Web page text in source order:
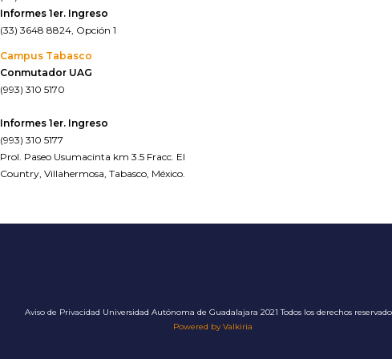
Informes 1er. Ingreso
(33) 3648 8824, Opción 1
Campus Tabasco
Conmutador UAG
(993) 310 5170
Informes 1er. Ingreso
(993) 310 5177
Prol. Paseo Usumacinta km 3.5 Fracc. El
Country, Villahermosa, Tabasco, México.
Aviso de Privacidad Universidad Autónoma de Guadalajara 2021 Todos los derechos
Powered by Valkiria